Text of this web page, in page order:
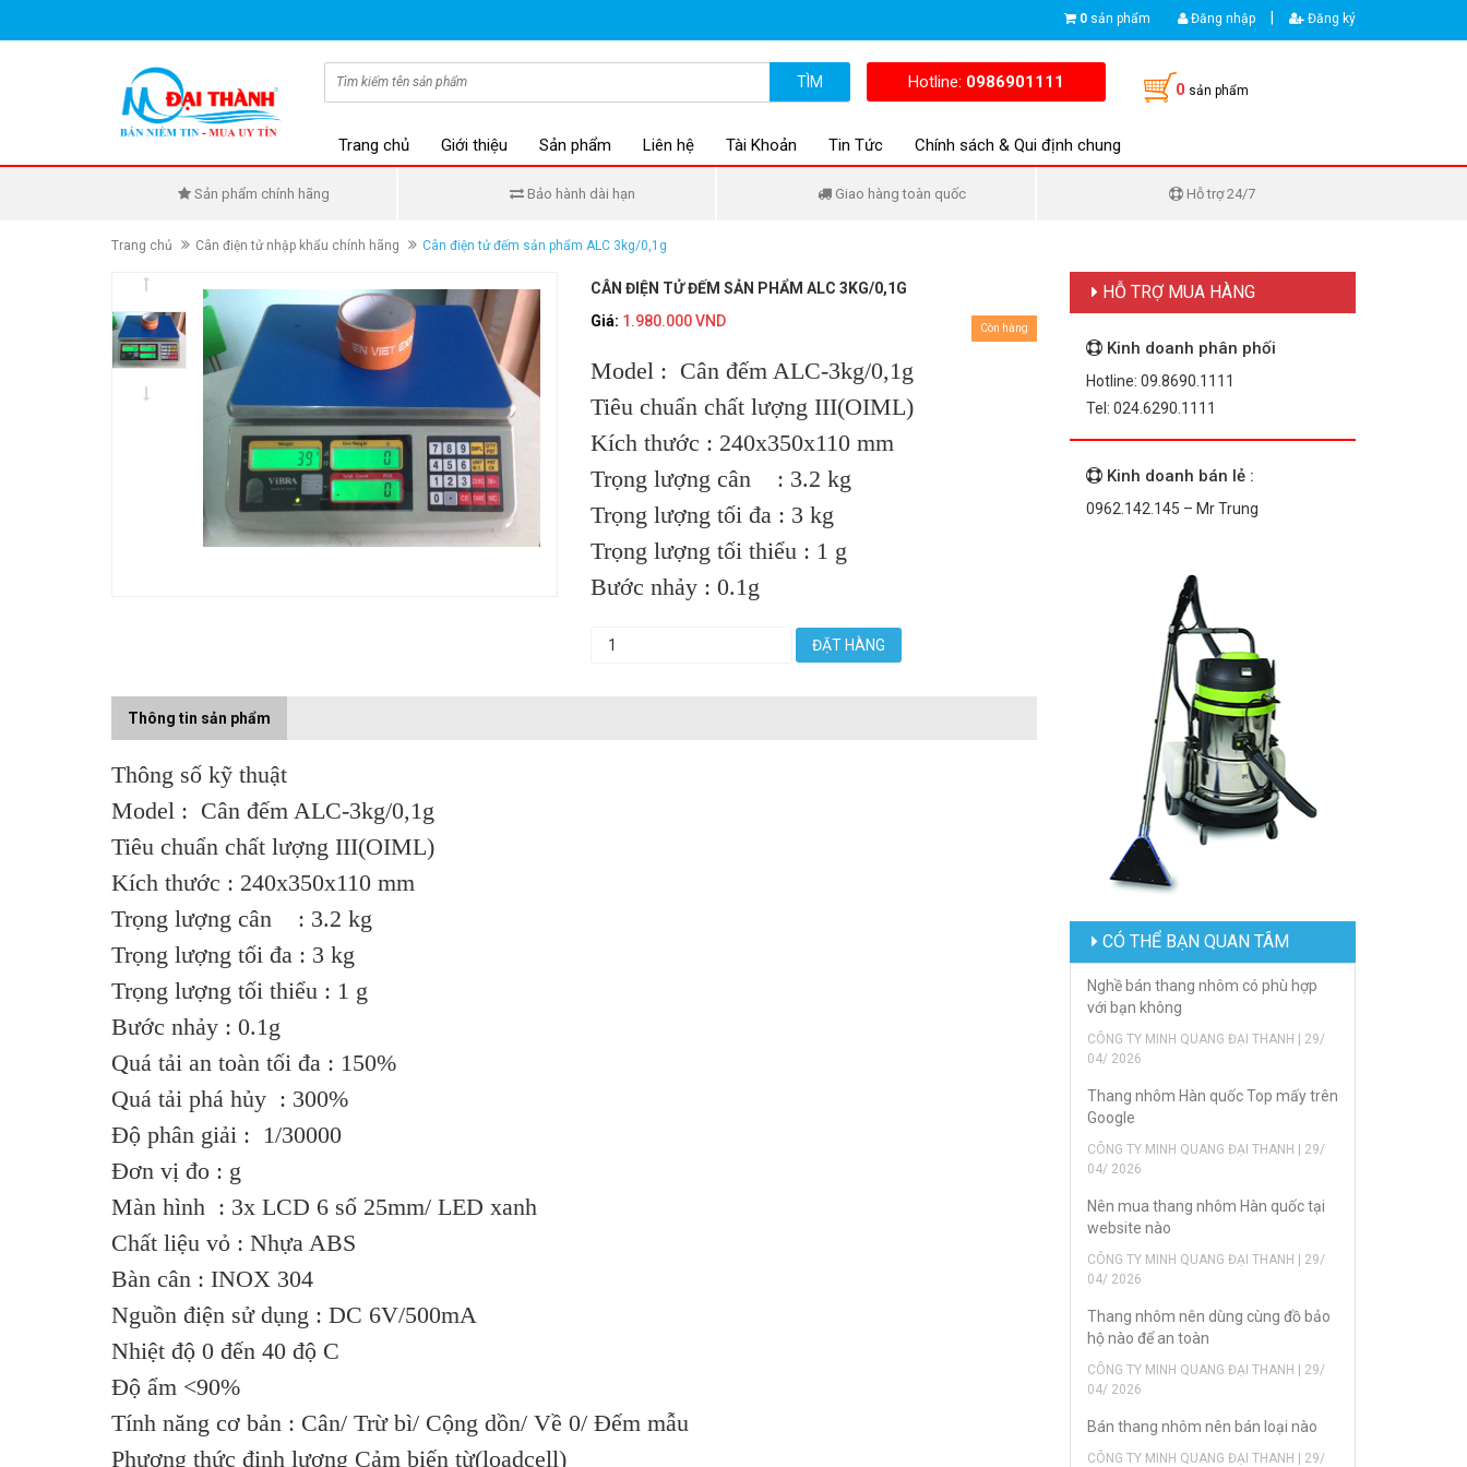
0 sản phẩm Đăng nhập Đăng ký
TÌM Hotline: 0986901111 0 sản phẩm
Trang chủ Giới thiệu Sản phẩm Liên hệ Tài Khoản Tin Tức Chính sách & Qui định chung
Sản phẩm chính hãng Bảo hành dài hạn Giao hàng toàn quốc Hỗ trợ 24/7
Trang chủ Cân điện tử nhập khẩu chính hãng Cân điện tử đếm sản phẩm ALC 3kg/0,1g
CÂN ĐIỆN TỬ ĐẾM SẢN PHẨM ALC 3KG/0,1G
Giá: 1.980.000 VND Còn hàng
Model : Cân đếm ALC-3kg/0,1g
Tiêu chuẩn chất lượng III(OIML)
Kích thước : 240x350x110 mm
Trọng lượng cân : 3.2 kg
Trọng lượng tối đa : 3 kg
Trọng lượng tối thiểu : 1 g
Bước nhảy : 0.1g
ĐẶT HÀNG
Thông tin sản phẩm
Thông số kỹ thuật
Model : Cân đếm ALC-3kg/0,1g
Tiêu chuẩn chất lượng III(OIML)
Kích thước : 240x350x110 mm
Trọng lượng cân : 3.2 kg
Trọng lượng tối đa : 3 kg
Trọng lượng tối thiểu : 1 g
Bước nhảy : 0.1g
Quá tải an toàn tối đa : 150%
Quá tải phá hủy : 300%
Độ phân giải : 1/30000
Đơn vị đo : g
Màn hình : 3x LCD 6 số 25mm/ LED xanh
Chất liệu vỏ : Nhựa ABS
Bàn cân : INOX 304
Nguồn điện sử dụng : DC 6V/500mA
Nhiệt độ 0 đến 40 độ C
Độ ẩm <90%
Tính năng cơ bản : Cân/ Trừ bì/ Cộng dồn/ Về 0/ Đếm mẫu
Phương thức định lượng Cảm biến từ(loadcell)
HỖ TRỢ MUA HÀNG
Kinh doanh phân phối
Hotline: 09.8690.1111
Tel: 024.6290.1111
Kinh doanh bán lẻ :
0962.142.145 – Mr Trung
CÓ THỂ BẠN QUAN TÂM
Nghề bán thang nhôm có phù hợp
với bạn không
CÔNG TY MINH QUANG ĐẠI THANH | 29/
04/ 2026
Thang nhôm Hàn quốc Top mấy trên
Google
CÔNG TY MINH QUANG ĐẠI THANH | 29/
04/ 2026
Nên mua thang nhôm Hàn quốc tại
website nào
CÔNG TY MINH QUANG ĐẠI THANH | 29/
04/ 2026
Thang nhôm nên dùng cùng đồ bảo
hộ nào để an toàn
CÔNG TY MINH QUANG ĐẠI THANH | 29/
04/ 2026
Bán thang nhôm nên bán loại nào
CÔNG TY MINH QUANG ĐẠI THANH | 29/